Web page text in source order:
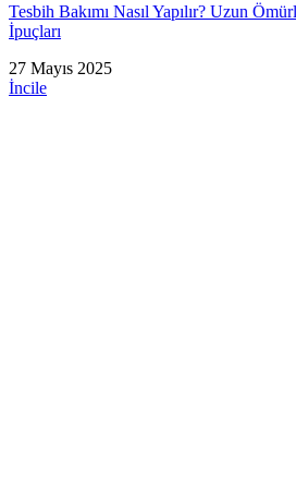
Tesbih Bakımı Nasıl Yapılır? Uzun
İpuçları
27 Mayıs 2025
İncile